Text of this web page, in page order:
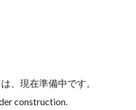
、現在準備中です。
construction.